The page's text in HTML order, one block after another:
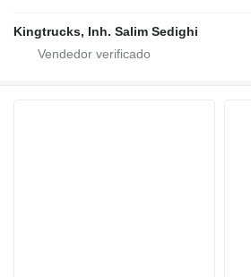
Kingtrucks, Inh. Salim Sedighi